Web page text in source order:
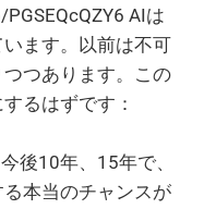
AIは
ます。以前は不可
つあります。この
るはずです：
後10年、15年で、
本当のチャンスが